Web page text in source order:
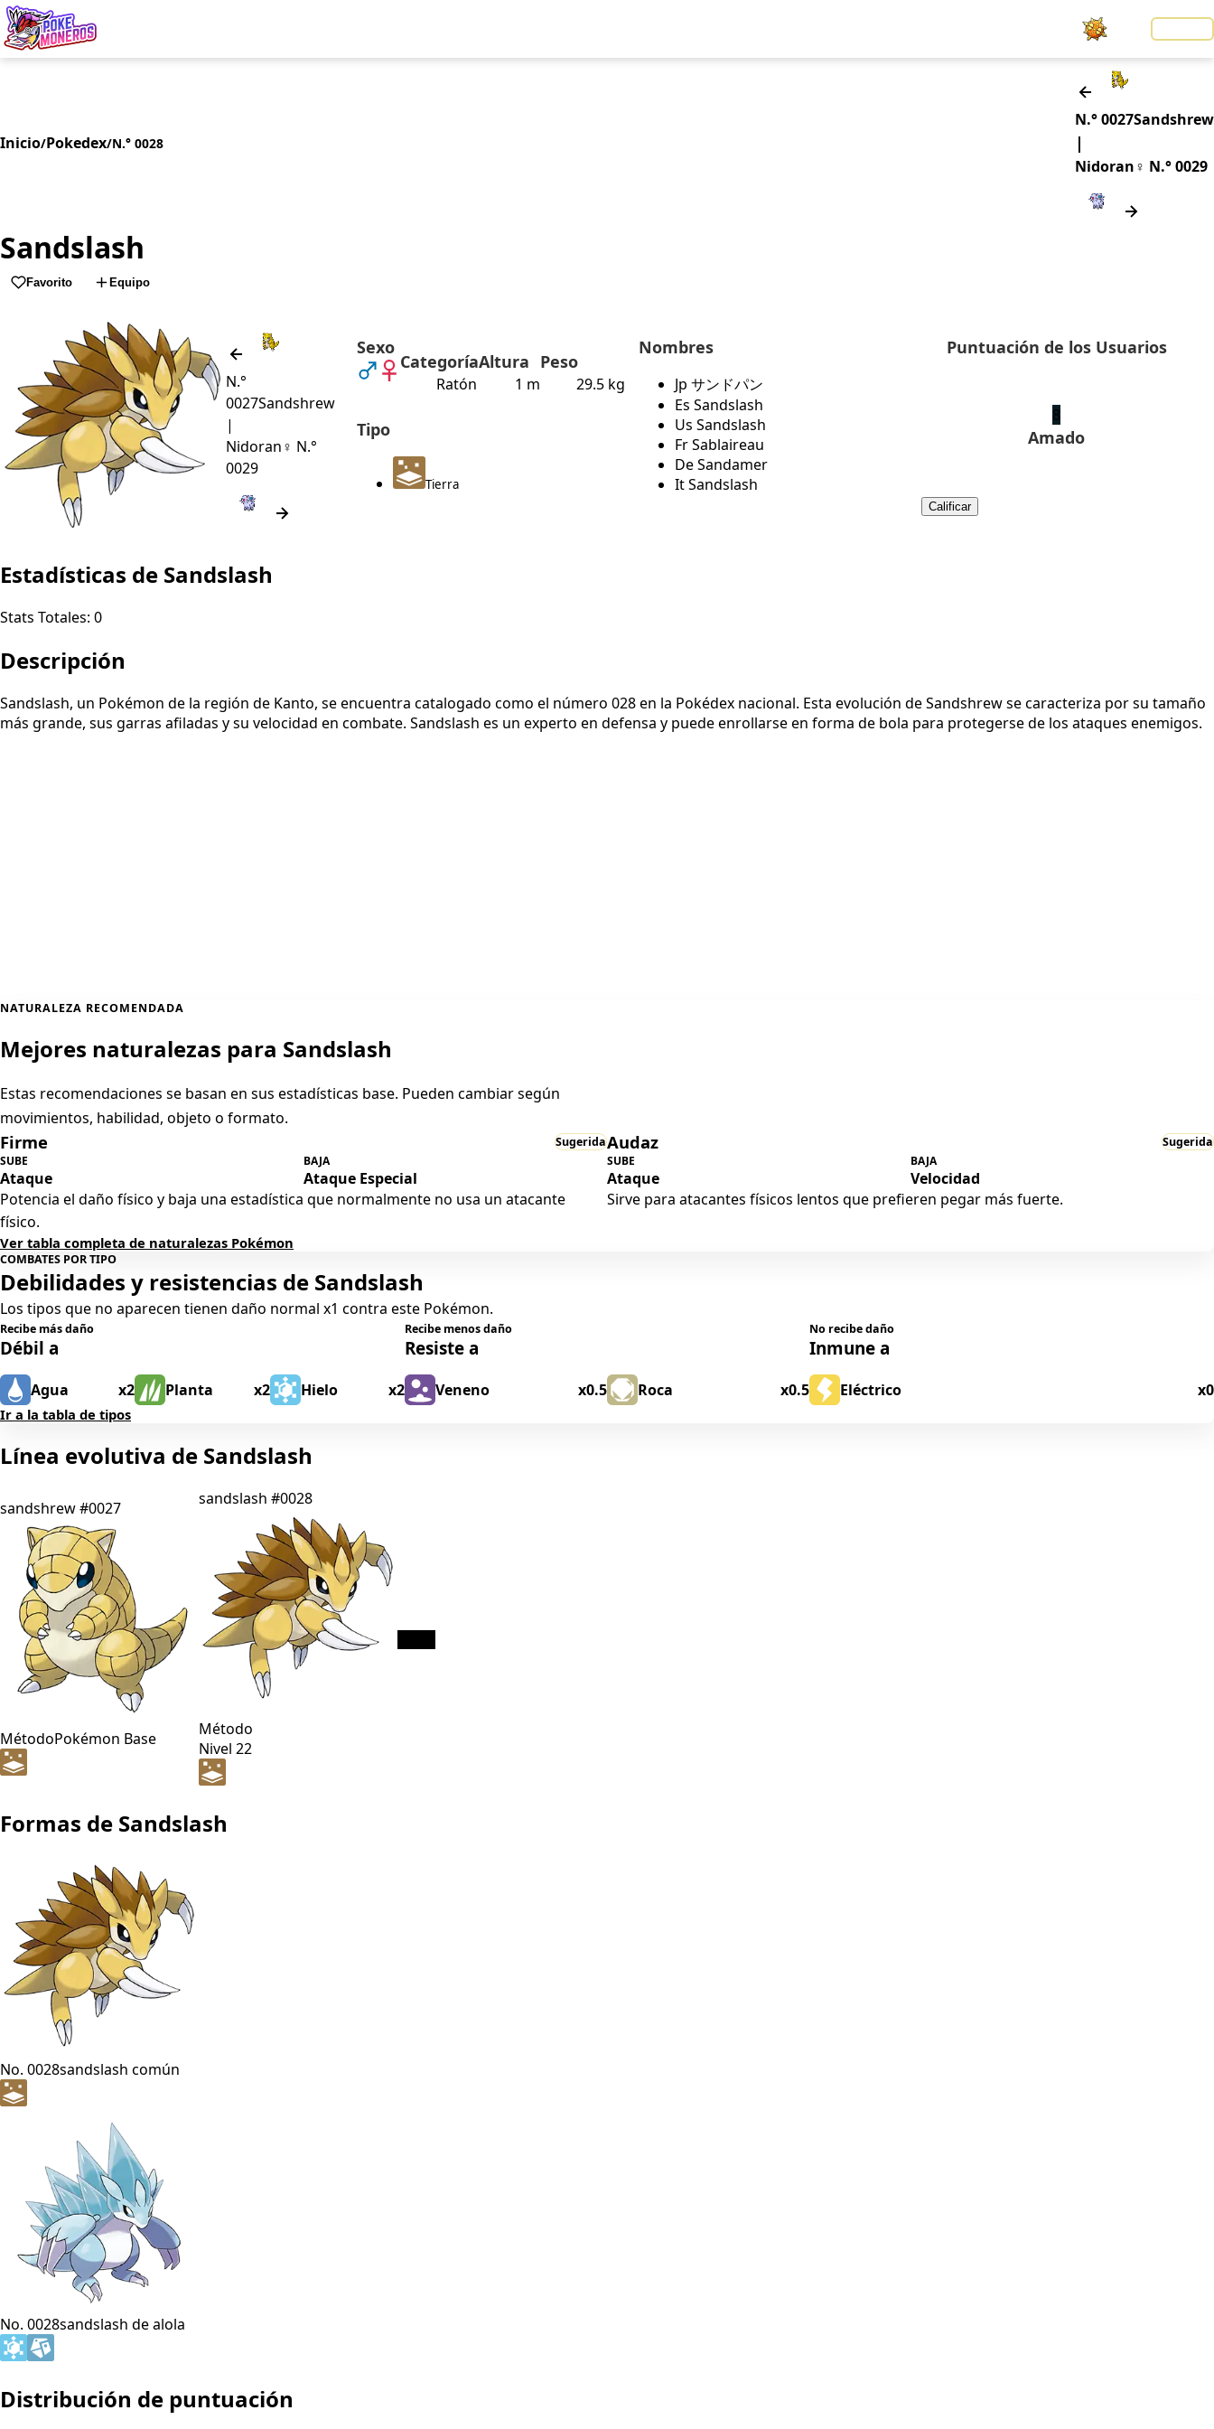
Inicio/Pokedex/N.° 0028
N.° 0027Sandshrew
|
Nidoran♀ N.° 0029
Sandslash
Favorito Equipo
N.°
0027Sandshrew
|
Nidoran♀ N.°
0029
Sexo
Categoría
Ratón
Altura
1 m
Peso
29.5 kg
Tipo
Tierra
Nombres
Jp サンドパン
Es Sandslash
Us Sandslash
Fr Sablaireau
De Sandamer
It Sandslash
Puntuación de los Usuarios
8
Amado
Calificar
Estadísticas de Sandslash
Stats Totales: 0
Descripción
Sandslash, un Pokémon de la región de Kanto, se encuentra catalogado como el número 028 en la Pokédex nacional. Esta evolución de Sandshrew se caracteriza por su tamaño
más grande, sus garras afiladas y su velocidad en combate. Sandslash es un experto en defensa y puede enrollarse en forma de bola para protegerse de los ataques enemigos.
NATURALEZA RECOMENDADA
Mejores naturalezas para Sandslash
Estas recomendaciones se basan en sus estadísticas base. Pueden cambiar según
movimientos, habilidad, objeto o formato.
Firme
Sugerida
SUBE
Ataque
BAJA
Ataque Especial
Potencia el daño físico y baja una estadística que normalmente no usa un atacante
físico.
Audaz
Sugerida
SUBE
Ataque
BAJA
Velocidad
Sirve para atacantes físicos lentos que prefieren pegar más fuerte.
Ver tabla completa de naturalezas Pokémon
COMBATES POR TIPO
Debilidades y resistencias de Sandslash
Los tipos que no aparecen tienen daño normal x1 contra este Pokémon.
Recibe más daño
Débil a
Agua x2 Planta x2 Hielo x2
Recibe menos daño
Resiste a
Veneno x0.5 Roca x0.5
No recibe daño
Inmune a
Eléctrico x0
Ir a la tabla de tipos
Línea evolutiva de Sandslash
sandshrew#0027
MétodoPokémon Base
sandslash #0028
Método
Nivel 22
Formas de Sandslash
No. 0028sandslash común
No. 0028sandslash de alola
Distribución de puntuación